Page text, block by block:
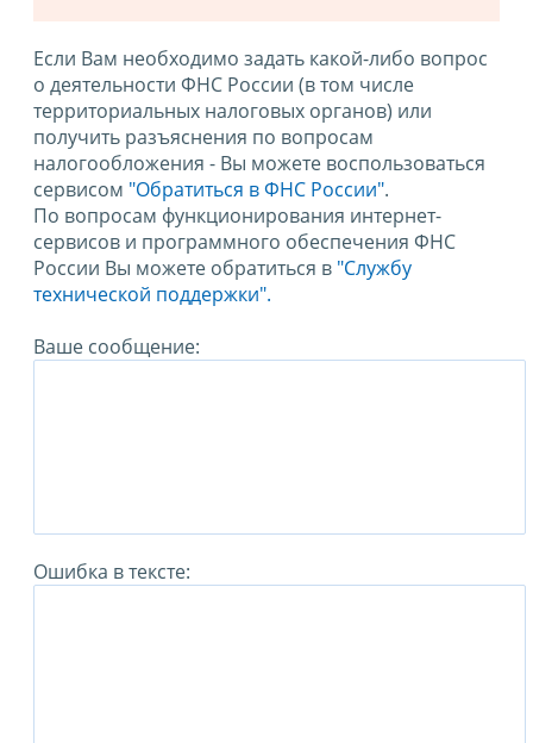
Если Вам необходимо задать какой-либо вопрос
о деятельности ФНС России (в том числе
территориальных налоговых органов) или
получить разъяснения по вопросам
налогообложения - Вы можете воспользоваться
сервисом "Обратиться в ФНС России".
По вопросам функционирования интернет-
сервисов и программного обеспечения ФНС
России Вы можете обратиться в "Службу
технической поддержки".
Ваше сообщение:
Ошибка в тексте: